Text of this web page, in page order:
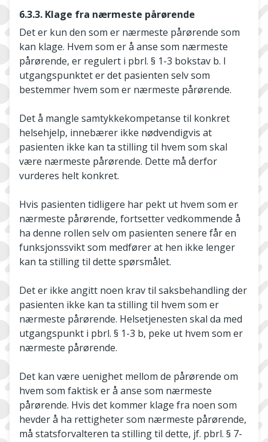
6.3.3. Klage fra nærmeste pårørende
Det er kun den som er nærmeste pårørende som
kan klage. Hvem som er å anse som nærmeste
pårørende, er regulert i pbrl. § 1-3 bokstav b. I
utgangspunktet er det pasienten selv som
bestemmer hvem som er nærmeste pårørende.
Det å mangle samtykkekompetanse til konkret
helsehjelp, innebærer ikke nødvendigvis at
pasienten ikke kan ta stilling til hvem som skal
være nærmeste pårørende. Dette må derfor
vurderes helt konkret.
Hvis pasienten tidligere har pekt ut hvem som er
nærmeste pårørende, fortsetter vedkommende å
ha denne rollen selv om pasienten senere får en
funksjonssvikt som medfører at hen ikke lenger
kan ta stilling til dette spørsmålet.
Det er ikke angitt noen krav til saksbehandling der
pasienten ikke kan ta stilling til hvem som er
nærmeste pårørende. Helsetjenesten skal da med
utgangspunkt i pbrl. § 1-3 b, peke ut hvem som er
nærmeste pårørende.
Det kan være uenighet mellom de pårørende om
hvem som faktisk er å anse som nærmeste
pårørende. Hvis det kommer klage fra noen som
hevder å ha rettigheter som nærmeste pårørende,
må statsforvalteren ta stilling til dette, jf. pbrl. § 7-